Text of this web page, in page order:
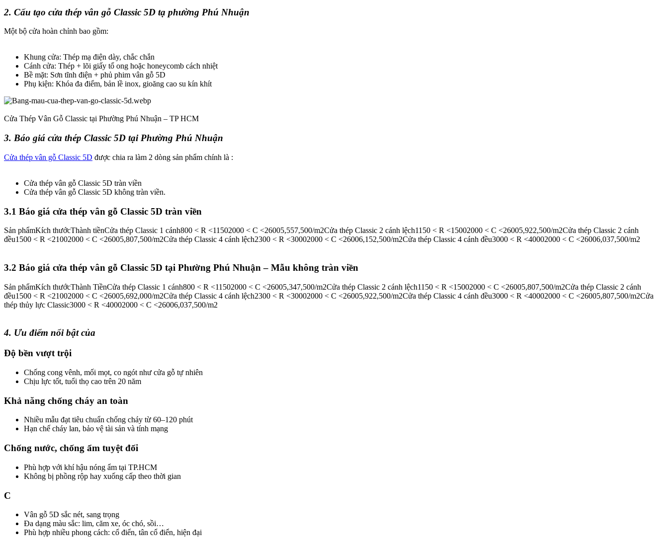
2. Cấu tạo cửa thép vân gỗ Classic 5D tạ phường Phú Nhuận
Một bộ cửa hoàn chỉnh bao gồm:
Khung cửa: Thép mạ điện dày, chắc chắn
Cánh cửa: Thép + lõi giấy tổ ong hoặc honeycomb cách nhiệt
Bề mặt: Sơn tĩnh điện + phủ phim vân gỗ 5D
Phụ kiện: Khóa đa điểm, bản lề inox, gioăng cao su kín khít
Cửa Thép Vân Gỗ Classic tại Phường Phú Nhuận – TP HCM
3. Báo giá cửa thép Classic 5D tại Phường Phú Nhuận
Cửa thép vân gỗ Classic 5D được chia ra làm 2 dòng sản phẩm chính là :
Cửa thép vân gỗ Classic 5D tràn viền
Cửa thép vân gỗ Classic 5D không tràn viền.
3.1 Báo giá cửa thép vân gỗ Classic 5D tràn viền​
Sản phẩmKích thướcThành tiềnCửa thép Classic 1 cánh800 < R <11502000 < C <26005,557,500/m2Cửa thép Classic 2 cánh lệch1150 < R <15002000 < C <26005,922,500/m2Cửa thép Classic 2 cánh
đều1500 < R <21002000 < C <26005,807,500/m2Cửa thép Classic 4 cánh lệch2300 < R <30002000 < C <26006,152,500/m2Cửa thép Classic 4 cánh đều3000 < R <40002000 < C <26006,037,500/m2
3.2 Báo giá cửa thép vân gỗ Classic 5D tại Phường Phú Nhuận – Mẫu không tràn viền​
Sản phẩmKích thướcThành TiềnCửa thép Classic 1 cánh800 < R <11502000 < C <26005,347,500/m2Cửa thép Classic 2 cánh lệch1150 < R <15002000 < C <26005,807,500/m2Cửa thép Classic 2 cánh
đều1500 < R <21002000 < C <26005,692,000/m2Cửa thép Classic 4 cánh lệch2300 < R <30002000 < C <26005,922,500/m2Cửa thép Classic 4 cánh đều3000 < R <40002000 < C <26005,807,500/m2Cửa
thép thủy lực Classic3000 < R <40002000 < C <26006,037,500/m2
4. Ưu điểm nổi bật của
Độ bền vượt trội​
Chống cong vênh, mối mọt, co ngót như cửa gỗ tự nhiên
Chịu lực tốt, tuổi thọ cao trên 20 năm
Khả năng chống cháy an toàn​
Nhiều mẫu đạt tiêu chuẩn chống cháy từ 60–120 phút
Hạn chế cháy lan, bảo vệ tài sản và tính mạng
Chống nước, chống ẩm tuyệt đối​
Phù hợp với khí hậu nóng ẩm tại TP.HCM
Không bị phồng rộp hay xuống cấp theo thời gian
C​
Vân gỗ 5D sắc nét, sang trọng
Đa dạng màu sắc: lim, căm xe, óc chó, sồi…
Phù hợp nhiều phong cách: cổ điển, tân cổ điển, hiện đại